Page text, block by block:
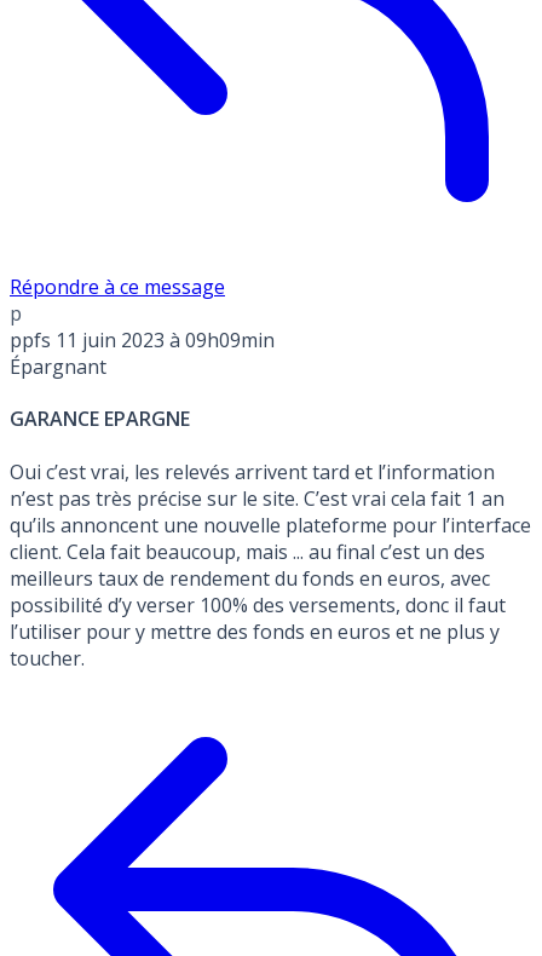
Répondre à ce message
p
ppfs 11 juin 2023 à 09h09min
Épargnant
GARANCE EPARGNE
Oui c’est vrai, les relevés arrivent tard et l’information
n’est pas très précise sur le site. C’est vrai cela fait 1 an
qu’ils annoncent une nouvelle plateforme pour l’interface
client. Cela fait beaucoup, mais ... au final c’est un des
meilleurs taux de rendement du fonds en euros, avec
possibilité d’y verser 100% des versements, donc il faut
l’utiliser pour y mettre des fonds en euros et ne plus y
toucher.